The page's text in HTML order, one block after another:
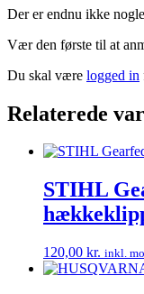
Der er endnu ikke
Vær den første til at
Du skal være logged in
Relaterede
STIHL
120,00 kr. inkl.